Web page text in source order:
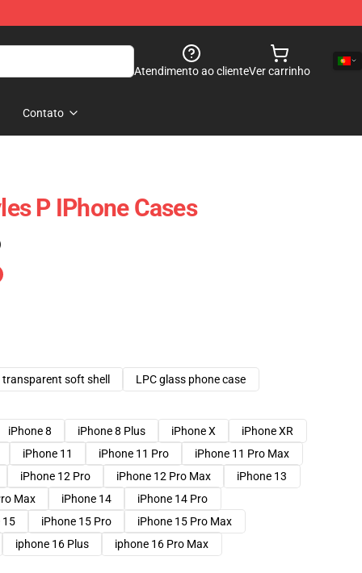
Atendimento ao clienteVer carrinho
Contato
P IPhone Cases
transparent soft shell
LPC glass phone case
iPhone 8 iPhone 8 Plus iPhone X
iPhone XR
iPhone 11 iPhone 11 Pro
iPhone 11 Pro Max
iPhone 12 Pro iPhone 12 Pro Max
iPhone 13
Max iPhone 14
iPhone 14 Pro
15 iPhone 15 Pro
iPhone 15 Pro Max
iphone 16 Plus iphone 16 Pro Max